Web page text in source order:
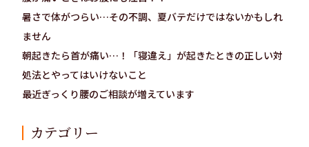
暑さで体がつらい…その不調、夏バテだけではないかもしれ
ません
朝起きたら首が痛い…！「寝違え」が起きたときの正しい対
処法とやってはいけないこと
最近ぎっくり腰のご相談が増えています
カテゴリー